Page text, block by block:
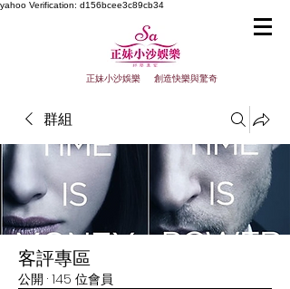
yahoo Verification: d156bcee3c89cb34
正妹小沙娛樂 創造快樂與驚奇
群組
客評專區
公開 · 145 位會員